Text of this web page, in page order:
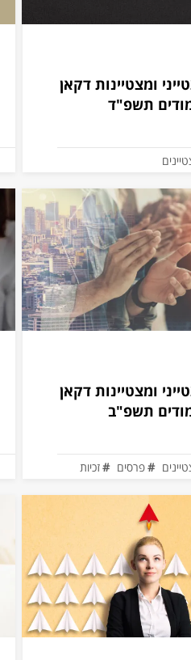
ומצטיינות דקאן
תשפ"ד
ומצטיינות דקאן
תשפ"ב
פרסים זכיות